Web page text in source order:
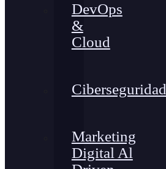
DevOps
&
Cloud
Ciberseguridad
Marketing
Digital Al